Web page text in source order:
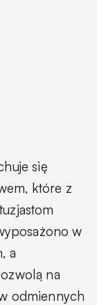
się
które z
w
a
na
odmiennych